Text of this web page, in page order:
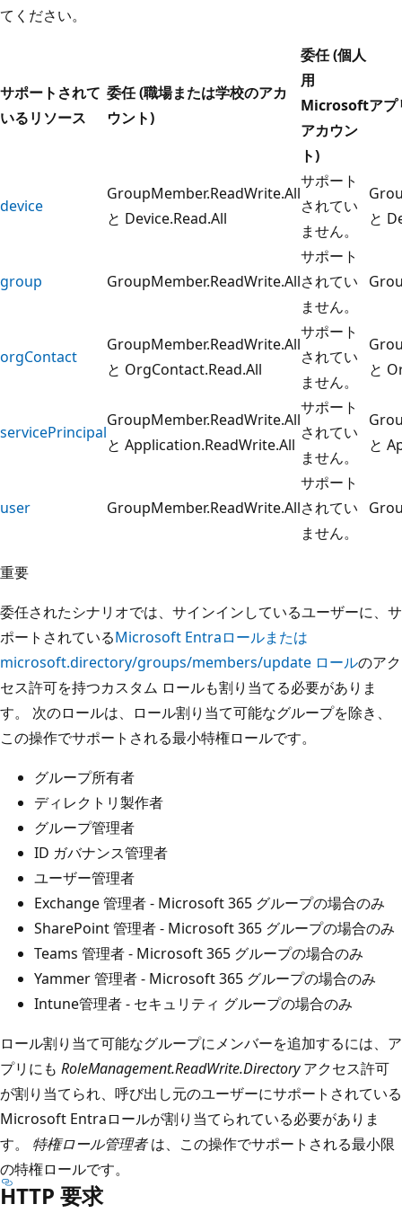
てください。
サポートされて
いるリソース
委任 (職場または学校のアカ
ウント)
委任 (個人
用
Microsoft
アカウン
ト)
アプ
device
GroupMember.ReadWrite.All
と Device.Read.All
サポート
されてい
ません。
と
group GroupMember.ReadWrite.All
サポート
されてい
ません。
orgContact
GroupMember.ReadWrite.All
と OrgContact.Read.All
サポート
されてい
ません。
と
servicePrincipal
GroupMember.ReadWrite.All
と Application.ReadWrite.All
サポート
されてい
ません。
と
user GroupMember.ReadWrite.All
サポート
されてい
ません。
重要
委任されたシナリオでは、サインインしているユーザーに、サ
ポートされているMicrosoft Entraロールまたは
microsoft.directory/groups/members/update ロールのアク
セス許可を持つカスタム ロールも割り当てる必要がありま
す。 次のロールは、ロール割り当て可能なグループを除き、
この操作でサポートされる最小特権ロールです。
グループ所有者
ディレクトリ製作者
グループ管理者
ID ガバナンス管理者
ユーザー管理者
Exchange 管理者 - Microsoft 365 グループの場合のみ
SharePoint 管理者 - Microsoft 365 グループの場合のみ
Teams 管理者 - Microsoft 365 グループの場合のみ
Yammer 管理者 - Microsoft 365 グループの場合のみ
Intune管理者 - セキュリティ グループの場合のみ
ロール割り当て可能なグループにメンバーを追加するには、ア
プリにも RoleManagement.ReadWrite.Directoryアクセス許可
が割り当てられ、呼び出し元のユーザーにサポートされている
Microsoft Entraロールが割り当てられている必要がありま
す。 特権ロール管理者は、この操作でサポートされる最小限
の特権ロールです。
HTTP 要求